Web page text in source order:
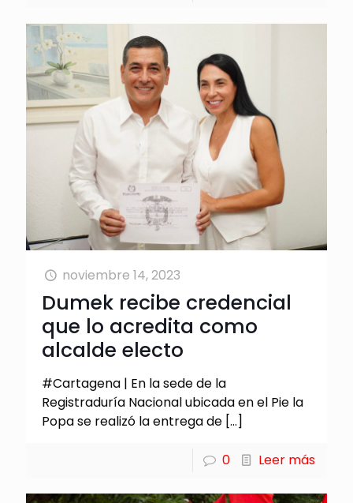
noviembre 14, 2023
Dumek recibe credencial
que lo acredita como
alcalde electo
#Cartagena | En la sede de la
Registraduría Nacional ubicada en el Pie la
Popa se realizó la entrega de […]
0 Leer más